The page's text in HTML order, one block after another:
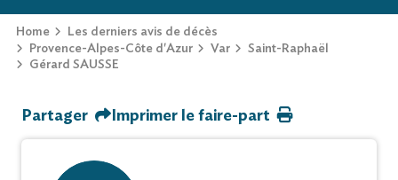
Home
Les derniers avis de décès
Provence-Alpes-Côte d'Azur
Var
Saint-Raphaël
Gérard SAUSSE
Hommage
Faire-part
Partager Imprimer le faire-part